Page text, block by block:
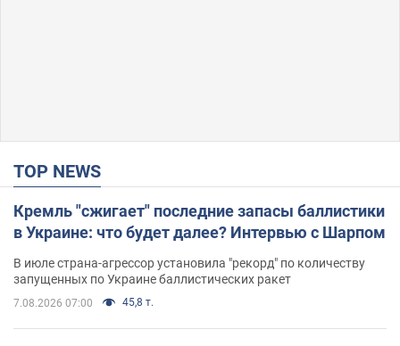
TOP NEWS
Кремль "сжигает" последние запасы баллистики
в Украине: что будет далее? Интервью с Шарпом
В июле страна-агрессор установила "рекорд" по количеству
запущенных по Украине баллистических ракет
7.08.2026 07:00 45,8 т.